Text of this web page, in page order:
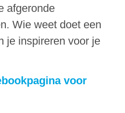
afgeronde
Wie weet doet een
je inspireren voor je
voor